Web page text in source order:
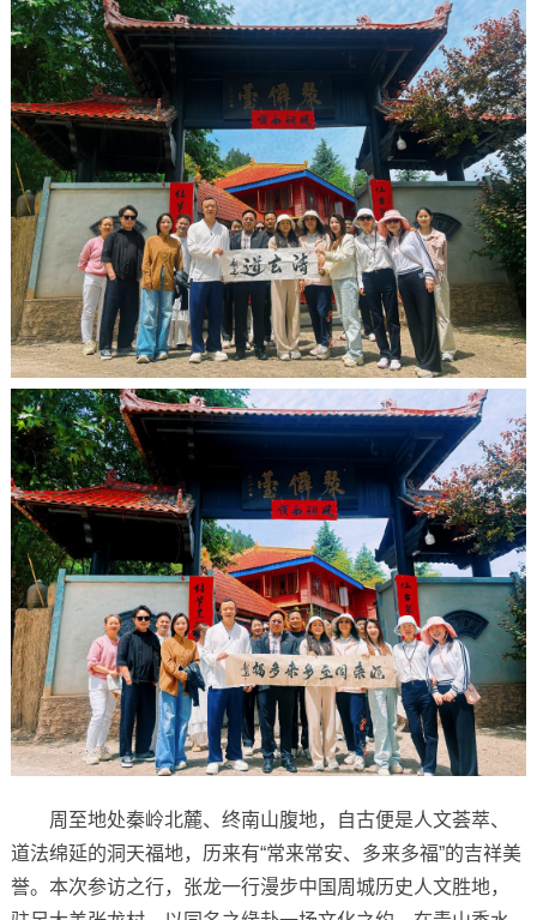
周至地处秦岭北麓、终南山腹地，自古便是人文荟萃、
道法绵延的洞天福地，历来有“常来常安、多来多福”的吉祥美
誉。本次参访之行，张龙一行漫步中国周城历史人文胜地，